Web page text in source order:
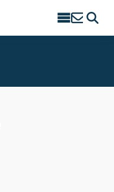
Search